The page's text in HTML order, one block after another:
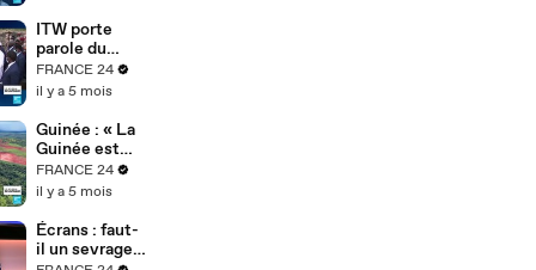
ITW porte
parole du
gouvernemen
t tchadien
FRANCE 24
il y a 5 mois
Guinée : « La
Guinée est
une dictature
» – Cellou
dénonce le
régime
Doumbouya
FRANCE 24
il y a 5 mois
Écrans : faut-
il un sevrage